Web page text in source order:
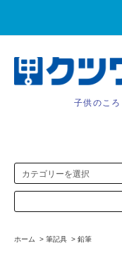
子供のこ
ホーム > 筆記具 > 鉛筆